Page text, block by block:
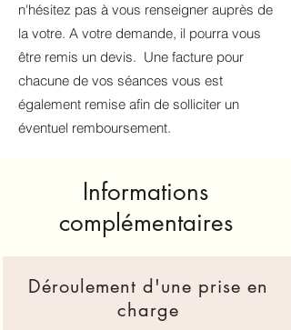
n'hésitez pas à vous renseigner auprès de
la votre. A votre demande, il pourra vous
être remis un devis. Une facture pour
chacune de vos séances vous est
également remise afin de solliciter un
éventuel remboursement.
Informations
complémentaires
Déroulement d'une prise en
charge